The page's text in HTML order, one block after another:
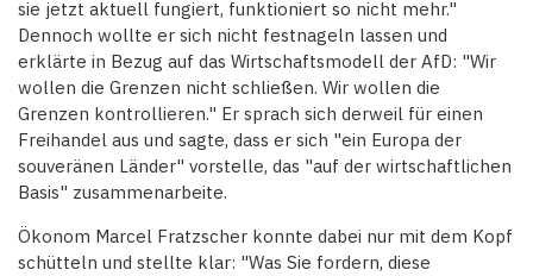
sie jetzt aktuell fungiert, funktioniert so nicht mehr."
Dennoch wollte er sich nicht festnageln lassen und
erklärte in Bezug auf das Wirtschaftsmodell der AfD: "Wir
wollen die Grenzen nicht schließen. Wir wollen die
Grenzen kontrollieren." Er sprach sich derweil für einen
Freihandel aus und sagte, dass er sich "ein Europa der
souveränen Länder" vorstelle, das "auf der wirtschaftlichen
Basis" zusammenarbeite.
Ökonom Marcel Fratzscher konnte dabei nur mit dem Kopf
schütteln und stellte klar: "Was Sie fordern, diese